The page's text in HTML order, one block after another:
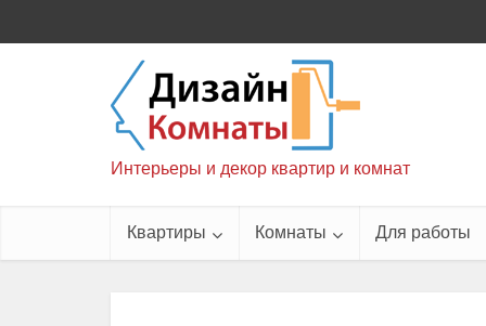
Интерьеры и декор квартир и комнат
Квартиры Комнаты Для работы